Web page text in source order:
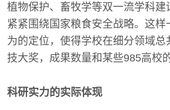
植物保护、畜牧学等双一流学科建
紧紧围绕国家粮食安全战略。这样
为的定位，使得学校在细分领域总
技大奖，成果数量和某些985高校
科研实力的实际体现